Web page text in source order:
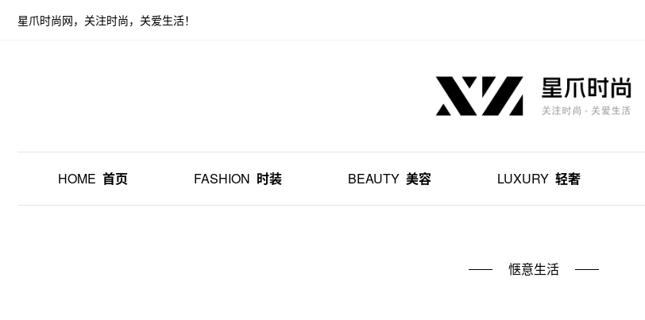
星爪时尚网，关注时尚，关爱生活！
HOME 首页 FASHION 时装 BEAUTY 美容 LUXURY 轻奢
惬意生活